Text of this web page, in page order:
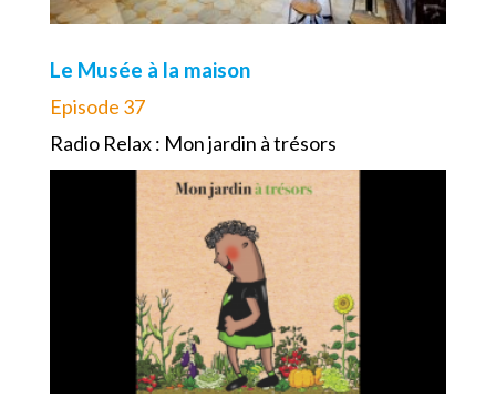
Le Musée à la maison
Episode 37
Radio Relax : Mon jardin à trésors